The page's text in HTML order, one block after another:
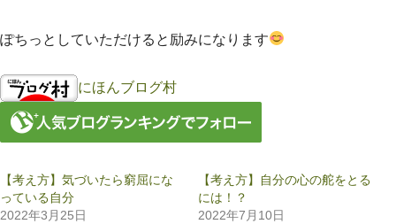
ぽちっとしていただけると励みになります
にほんブログ村
【考え方】気づいたら窮屈にな
っている自分
2022年3月25日
【考え方】自分の心の舵をとる
には！？
2022年7月10日